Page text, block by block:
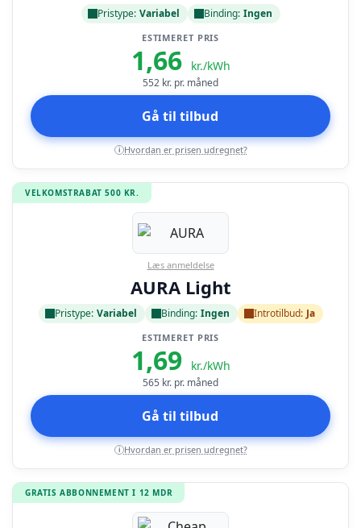
Pristype: Variabel Binding: Ingen
ESTIMERET PRIS
1,66 kr./kWh
552 kr. pr. måned
Gå til tilbud
i Hvordan er prisen udregnet?
VELKOMSTRABAT 500 KR.
Læs anmeldelse
AURA Light
Pristype: Variabel Binding: Ingen Introtilbud: Ja
ESTIMERET PRIS
1,69 kr./kWh
565 kr. pr. måned
Gå til tilbud
i Hvordan er prisen udregnet?
GRATIS ABBONNEMENT I 12 MDR